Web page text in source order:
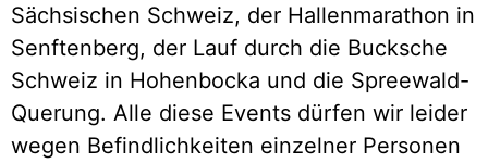
Sächsischen Schweiz, der Hallenmarathon in
Senftenberg, der Lauf durch die Bucksche
Schweiz in Hohenbocka und die Spreewald-
Querung. Alle diese Events dürfen wir leider
wegen Befindlichkeiten einzelner Personen